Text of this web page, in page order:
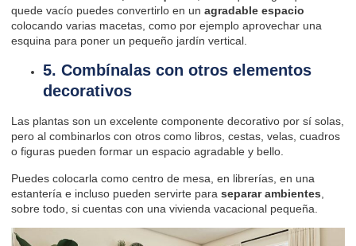
quede vacío puedes convertirlo en un agradable espacio
colocando varias macetas, como por ejemplo aprovechar una
esquina para poner un pequeño jardín vertical.
5. Combínalas con otros elementos
decorativos
Las plantas son un excelente componente decorativo por sí solas,
pero al combinarlos con otros como libros, cestas, velas, cuadros
o figuras pueden formar un espacio agradable y bello.
Puedes colocarla como centro de mesa, en librerías, en una
estantería e incluso pueden servirte para separar ambientes
sobre todo, si cuentas con una vivienda vacacional pequeña.